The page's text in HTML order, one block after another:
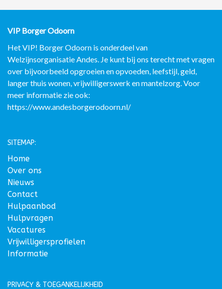
VIP Borger Odoorn
Het VIP! Borger Odoorn is onderdeel van
Welzijnsorganisatie Andes. Je kunt bij ons terecht met vragen
over bijvoorbeeld opgroeien en opvoeden, leefstijl, geld,
langer thuis wonen, vrijwilligerswerk en mantelzorg. Voor
meer informatie zie ook:
https://www.andesborgerodoorn.nl/
SITEMAP:
Home
Over ons
Nieuws
Contact
Hulpaanbod
Hulpvragen
Vacatures
Vrijwilligersprofielen
Informatie
PRIVACY & TOEGANKELIJKHEID